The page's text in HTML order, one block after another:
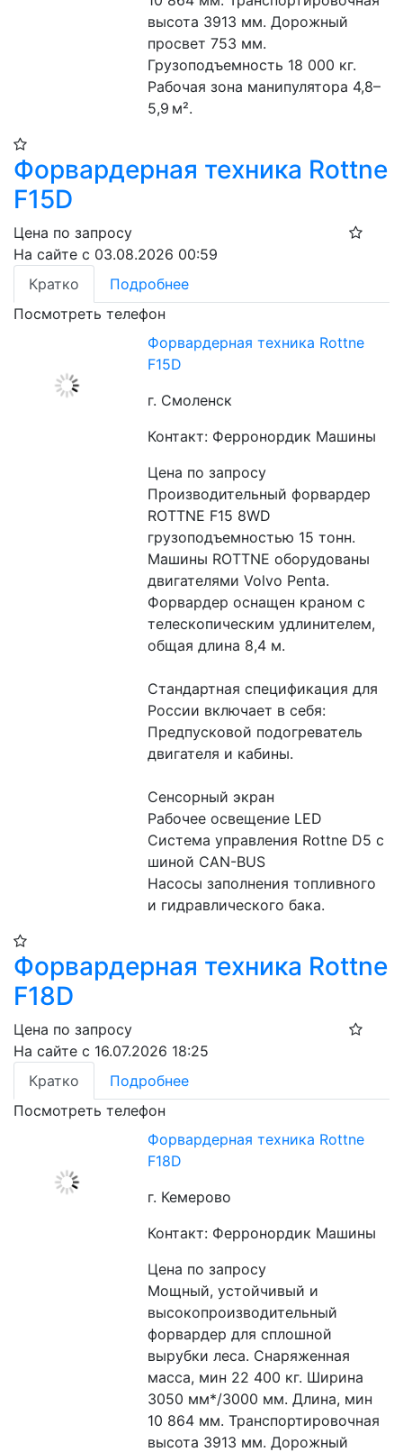
высота 3913 мм. Дорожный
просвет 753 мм.
Грузоподъемность 18 000 кг.
Рабочая зона манипулятора 4,8–
5,9 м².
Форвардерная техника Rottne
F15D
Цена по запросу
На сайте с 03.08.2026 00:59
Кратко
Подробнее
Посмотреть телефон
Форвардерная техника Rottne
F15D
г. Смоленск
Контакт: Ферронордик Машины
Цена по запросу
Производительный форвардер
ROTTNE F15 8WD
грузоподъемностью 15 тонн.
Машины ROTTNE оборудованы
двигателями Volvo Penta.
Форвардер оснащен краном с
телескопическим удлинителем,
общая длина 8,4 м.
Стандартная спецификация для
России включает в себя:
Предпусковой подогреватель
двигателя и кабины.
Сенсорный экран
Рабочее освещение LED
Система управления Rottne D5 c
шиной CAN-BUS
Насосы заполнения топливного
и гидравлического бака.
Форвардерная техника Rottne
F18D
Цена по запросу
На сайте с 16.07.2026 18:25
Кратко
Подробнее
Посмотреть телефон
Форвардерная техника Rottne
F18D
г. Кемерово
Контакт: Ферронордик Машины
Цена по запросу
Мощный, устойчивый и
высокопроизводительный
форвардер для сплошной
вырубки леса. Снаряженная
масса, мин 22 400 кг. Ширина
3050 мм*/3000 мм. Длина, мин
10 864 мм. Транспортировочная
высота 3913 мм. Дорожный